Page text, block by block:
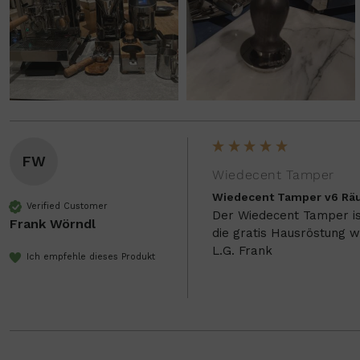
FW
Verified Customer
Frank Wörndl
Ich empfehle dieses Produkt
Wiedecent Tamper
Wiedecent Tamper v6
Der Wiedecent Tamper
die gratis Hausröstung
L.G. Frank